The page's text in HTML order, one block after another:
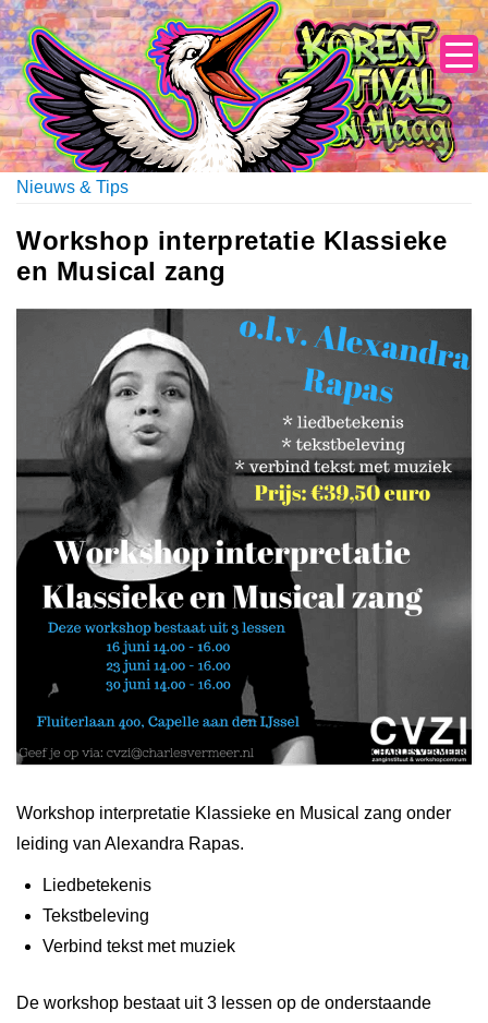
Skip
to
content
Nieuws & Tips
Workshop interpretatie Klassieke
en Musical zang
Workshop interpretatie Klassieke en Musical zang onder
leiding van Alexandra Rapas.
Liedbetekenis
Tekstbeleving
Verbind tekst met muziek
De workshop bestaat uit 3 lessen op de onderstaande